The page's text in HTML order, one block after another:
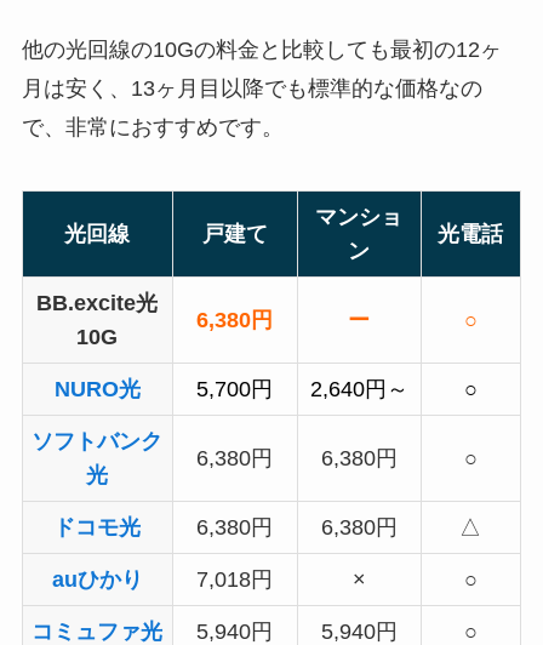
他の光回線の10Gの料金と比較しても最初の12ヶ
月は安く、13ヶ月目以降でも標準的な価格なの
で、非常におすすめです。
光回線 戸建て
マンショ
ン
光電話
BB.excite光
10G
6,380円 ー ○
NURO光 5,700円 2,640円～ ○
ソフトバンク
光
6,380円 6,380円 ○
ドコモ光 6,380円 6,380円 △
auひかり 7,018円 × ○
コミュファ光 5,940円 5,940円 ○